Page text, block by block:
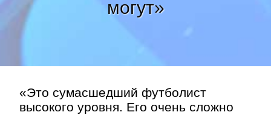
могут»
«Это сумасшедший футболист
высокого уровня. Его очень сложно